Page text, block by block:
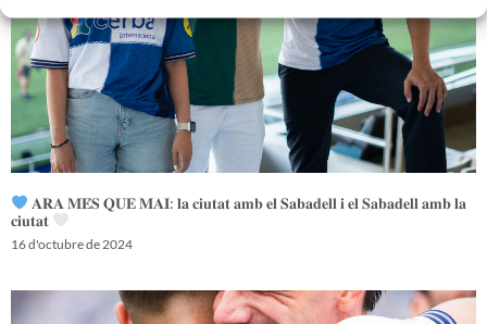
𝐀𝐑𝐀 𝐌𝐄́𝐒 𝐐𝐔𝐄 𝐌𝐀𝐈: 𝐥𝐚 𝐜𝐢𝐮𝐭𝐚𝐭 𝐚𝐦𝐛 𝐞𝐥 𝐒𝐚𝐛𝐚𝐝𝐞𝐥𝐥 𝐢 𝐞𝐥 𝐒𝐚𝐛𝐚𝐝𝐞𝐥𝐥 𝐚𝐦𝐛 𝐥𝐚
𝐜𝐢𝐮𝐭𝐚𝐭
16 d'octubre de 2024